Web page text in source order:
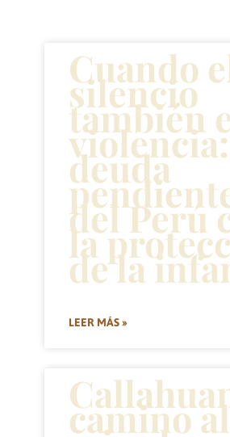
Cuando
silencio
también
deuda
del Perú
la
de la
LEER MÁS »
camino al